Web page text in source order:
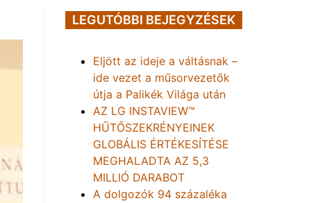
LEGUTÓBBI BEJEGYZÉSEK
Eljött az ideje a váltásnak –
ide vezet a műsorvezetők
útja a Palikék Világa után
AZ LG INSTAVIEW™
HŰTŐSZEKRÉNYEINEK
GLOBÁLIS ÉRTÉKESÍTÉSE
MEGHALADTA AZ 5,3
MILLIÓ DARABOT
A dolgozók 94 százaléka